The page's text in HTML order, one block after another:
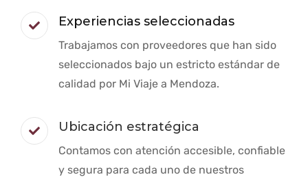
Experiencias seleccionadas
Trabajamos con proveedores que han sido
seleccionados bajo un estricto estándar de
calidad por Mi Viaje a Mendoza.
Ubicación estratégica
Contamos con atención accesible, confiable
y segura para cada uno de nuestros